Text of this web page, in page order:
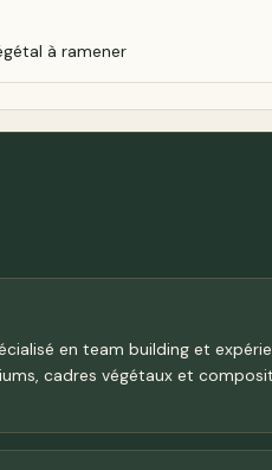
à ramener
en team building et
cadres végétaux et